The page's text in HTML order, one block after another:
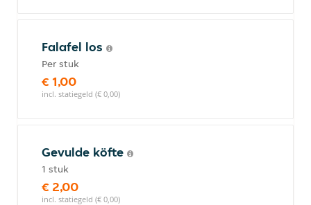
Falafel los
Per stuk
€ 1,00
incl. statiegeld (€ 0,00)
Gevulde köfte
1 stuk
€ 2,00
incl. statiegeld (€ 0,00)